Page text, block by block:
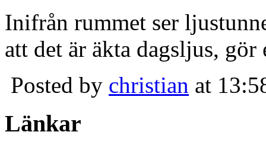
Inifrån rummet ser
att det är äkta dagsljus,
Posted by christian at
Länkar